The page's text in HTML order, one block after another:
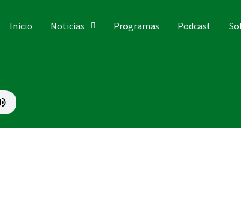
Inicio Noticias Programas Podcast